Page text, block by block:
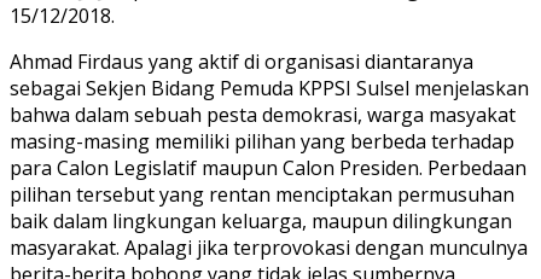
15/12/2018.
Ahmad Firdaus yang aktif di organisasi diantaranya
sebagai Sekjen Bidang Pemuda KPPSI Sulsel menjelaskan
bahwa dalam sebuah pesta demokrasi, warga masyakat
masing-masing memiliki pilihan yang berbeda terhadap
para Calon Legislatif maupun Calon Presiden. Perbedaan
pilihan tersebut yang rentan menciptakan permusuhan
baik dalam lingkungan keluarga, maupun dilingkungan
masyarakat. Apalagi jika terprovokasi dengan munculnya
berita-berita bohong yang tidak jelas sumbernya